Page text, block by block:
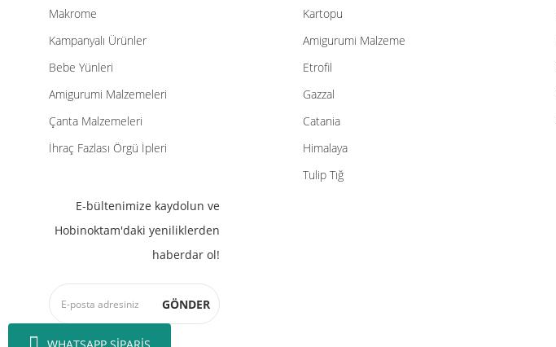
WHATSAPP SİPARİŞ
Makrome
Kampanyalı Ürünler
Bebe Yünleri
Amigurumi Malzemeleri
Çanta Malzemeleri
İhraç Fazlası Örgü İpleri
Kartopu
Amigurumi Malzeme
Etrofil
Gazzal
Catania
Himalaya
Tulip Tığ
E-bültenimize kaydolun ve
Hobinoktam'daki yeniliklerden
haberdar ol!
GÖNDER